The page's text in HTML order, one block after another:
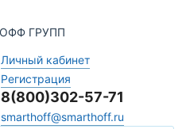
Личный кабинет
Регистрация
8(800)302-57-71
smarthoff@smarthoff.ru